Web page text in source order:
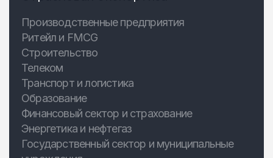
Производственные предприятия
Ритейл и FMCG
Строительство
Телеком
Транспорт и логистика
Образование
Финансовый сектор и страхование
Энергетика и нефтегаз
Государственный сектор и муниципальные